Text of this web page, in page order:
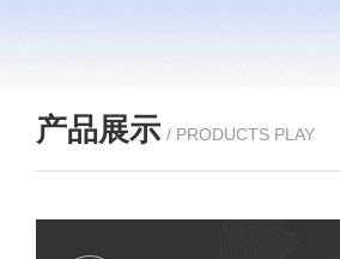
产品展示 / PRODUCTS PLAY